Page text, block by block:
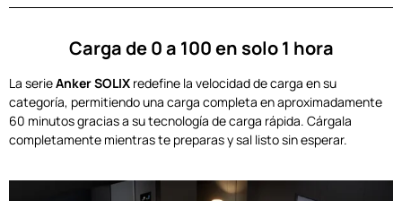
Carga de 0 a 100 en solo 1 hora
La serieAnker SOLIX redefine la velocidad de carga en su
categoría, permitiendo una carga completa en aproximadamente
60 minutos gracias a su tecnología de carga rápida. Cárgala
completamente mientras te preparas y sal listo sin esperar.